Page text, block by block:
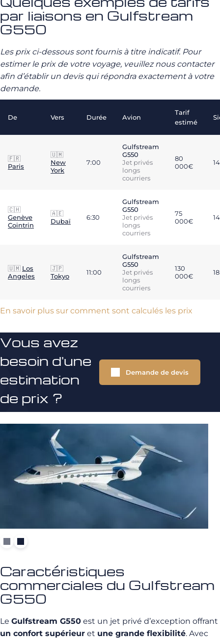
par liaisons en Gulfstream
G550
Les prix ci-dessous sont fournis à titre indicatif. Pour
estimer le prix de votre voyage, veuillez nous contacter
afin d’établir un devis qui répondra exactement à votre
demande.
De Vers Durée Avion
Tarif
estimé
🇫🇷
Paris
🇺🇲
New
York
7:00
Gulfstream
G550
Jet privés
longs
courriers
80
000€
14
🇨🇭
Genève
Cointrin
🇦🇪
Dubaï
6:30
Gulfstream
G550
Jet privés
longs
courriers
75
000€
14
🇺🇲 Los
Angeles
🇯🇵
Tokyo
11:00
Gulfstream
G550
Jet privés
longs
courriers
130
000€
18
En savoir plus sur comment sont calculés les prix
Vous avez
besoin d'une
estimation
de prix ?
Demande de devis
Caractéristiques
commerciales du Gulfstream
G550
Le Gulfstream G550 est un jet privé d’exception offrant
un confort supérieur et une grande flexibilité. Avec